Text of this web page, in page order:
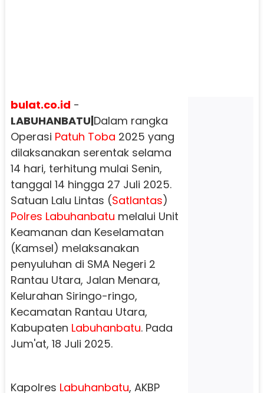
bulat.co.id -
LABUHANBATU| Dalam rangka
Operasi Patuh Toba 2025 yang
dilaksanakan serentak selama
14 hari, terhitung mulai Senin,
tanggal 14 hingga 27 Juli 2025.
Satuan Lalu Lintas (Satlantas)
Polres Labuhanbatu melalui Unit
Keamanan dan Keselamatan
(Kamsel) melaksanakan
penyuluhan di SMA Negeri 2
Rantau Utara, Jalan Menara,
Kelurahan Siringo-ringo,
Kecamatan Rantau Utara,
Kabupaten Labuhanbatu. Pada
Jum'at, 18 Juli 2025.
Kapolres Labuhanbatu, AKBP